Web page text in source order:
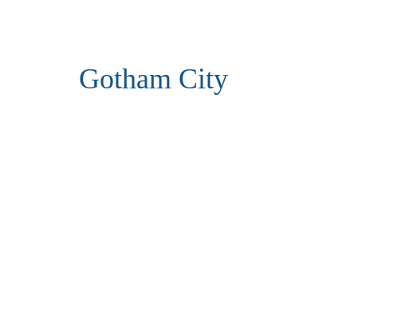
Gotham City